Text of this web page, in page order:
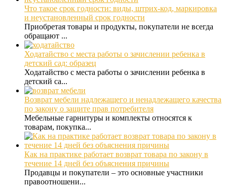
Что такое срок годности: виды, штрих-код, маркировка
и неустановленный срок годности
Приобретая товары и продукты, покупатели не всегда
обращают ...
Ходатайство с места работы о зачислении ребенка в
детский сад: образец
Ходатайство с места работы о зачислении ребенка в
детский са...
Возврат мебели надлежащего и ненадлежащего качества
по закону о защите прав потребителя
Мебельные гарнитуры и комплекты относятся к
товарам, покупка...
Как на практике работает возврат товара по закону в
течение 14 дней без объяснения причины
Продавцы и покупатели – это основные участники
правоотношени...